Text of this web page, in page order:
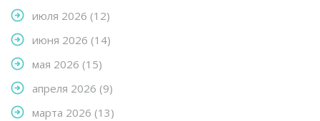
июля 2026 (12)
июня 2026 (14)
мая 2026 (15)
апреля 2026 (9)
марта 2026 (13)